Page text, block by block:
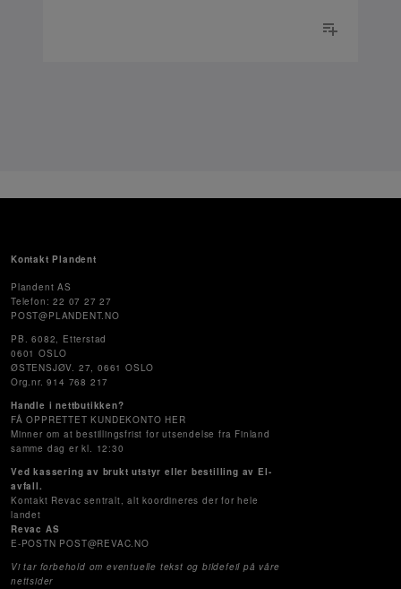
Kontakt Plandent
Plandent AS
Telefon: 22 07 27 27
POST@PLANDENT.NO
PB. 6082, Etterstad
0601 OSLO
ØSTENSJØV. 27, 0661 OSLO
Org.nr. 914 768 217
Handle i nettbutikken?
FÅ OPPRETTET KUNDEKONTO HER
Minner om at bestillingsfrist for utsendelse fra Finland
samme dag er kl. 12:30
Ved kassering av brukt utstyr eller bestilling av El-
avfall.
Kontakt Revac sentralt, alt koordineres der for hele
landet
Revac AS
E-POSTN POST@REVAC.NO
Vi tar forbehold om eventuelle tekst og bildefeil på våre
nettsider